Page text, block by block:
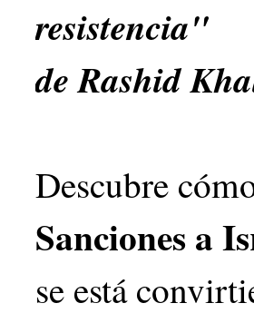
resistencia"
de Rashid
Descubre
Sanciones a
se está